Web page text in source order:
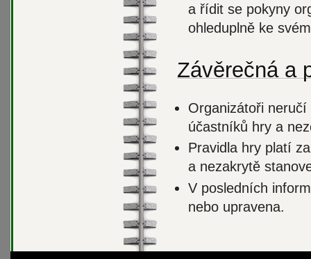
a řídit se pokyny
ohleduplně ke
Závěrečná a
Organizátoři
účastníků hry a
Pravidla hry platí
a nezakrytě
V posledních
nebo upravena.